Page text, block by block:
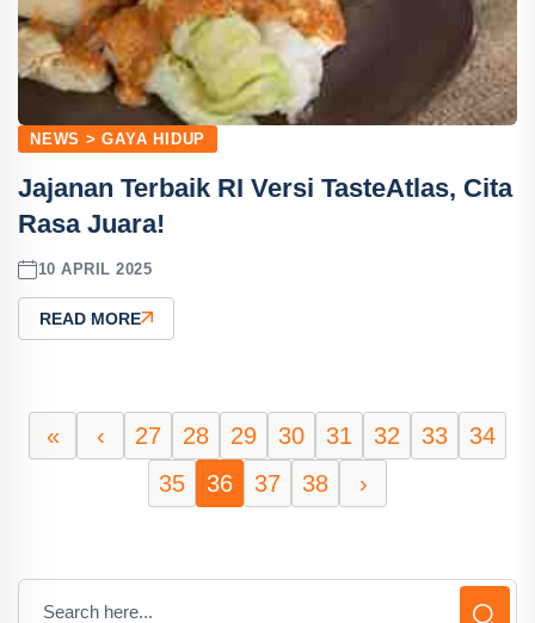
NEWS > GAYA HIDUP
Jajanan Terbaik RI Versi TasteAtlas, Cita
Rasa Juara!
10 APRIL 2025
READ MORE
« ‹ 27 28 29 30 31 32 33
34
35
36 37 38 ›